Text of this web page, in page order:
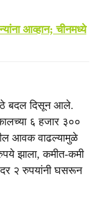
आव्हान; चीनमध्ये
बदल दिसून आले.
६ हजार ३००
आवक वाढल्यामुळे
झाला, कमीत-कमी
दर २ रुपयांनी घसरून